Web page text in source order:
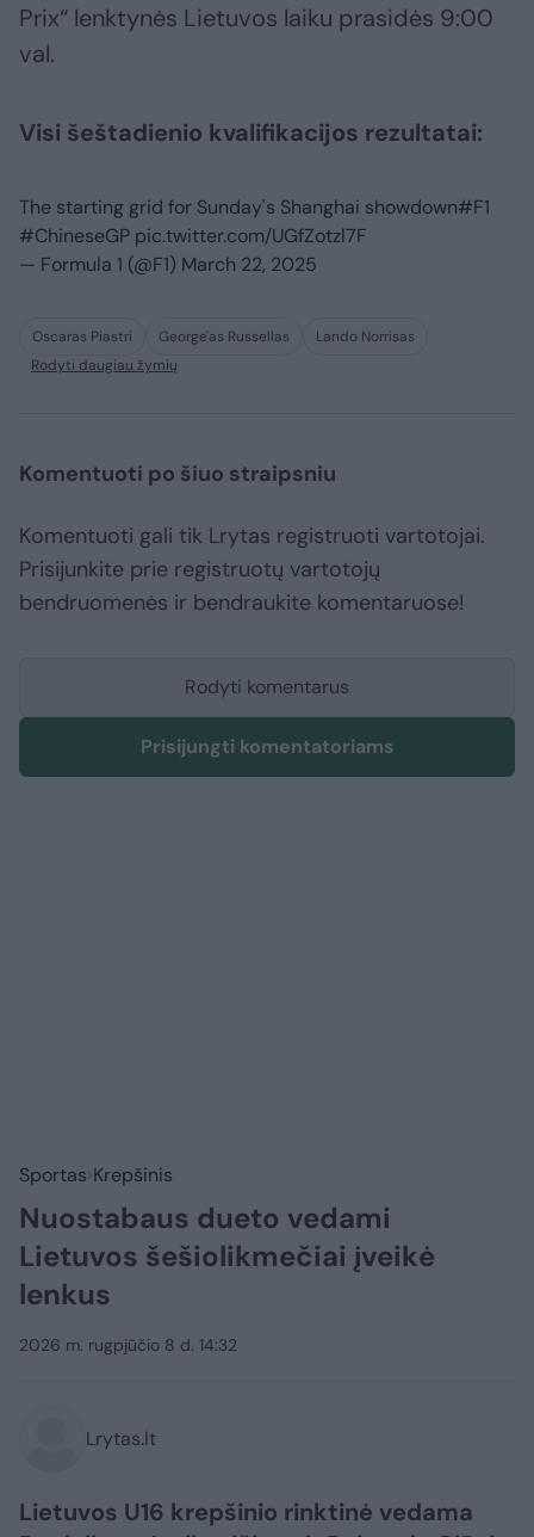
Prix“ lenktynės Lietuvos laiku prasidės 9:00
val.
Visi šeštadienio kvalifikacijos rezultatai:
The starting grid for Sunday's Shanghai showdown#F1
#ChineseGP pic.twitter.com/UGfZotzl7F
— Formula 1 (@F1) March 22, 2025
Oscaras Piastri George'as Russellas
Lando Norrisas
Rodyti daugiau žymių
Komentuoti po šiuo straipsniu
Komentuoti gali tik Lrytas registruoti vartotojai.
Prisijunkite prie registruotų vartotojų
bendruomenės ir bendraukite komentaruose!
Rodyti komentarus
Prisijungti komentatoriams
Sportas Krepšinis
Nuostabaus dueto vedami
Lietuvos šešiolikmečiai įveikė
lenkus
2026 m. rugpjūčio 8 d. 14:32
Lrytas.lt
Lietuvos U16 krepšinio rinktinė vedama